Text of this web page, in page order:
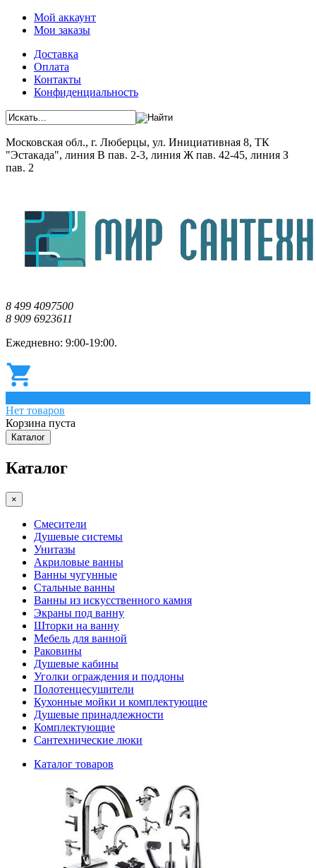
Мой аккаунт
Мои заказы
Доставка
Оплата
Контакты
Конфиденциальность
Московская обл., г. Люберцы, ул. Инициативная 8, ТК
"Эстакада", линия В пав. 2-3, линия Ж пав. 42-45, линия З
пав. 2
8 499 4097500
8 909 6923611
Ежедневно: 9:00-19:00.
Нет товаров
Корзина пуста
Каталог
Каталог
×
Смесители
Душевые системы
Унитазы
Акриловые ванны
Ванны чугунные
Стальные ванны
Ванны из искусственного камня
Экраны под ванну
Шторки на ванну
Мебель для ванной
Раковины
Душевые кабины
Уголки ограждения и поддоны
Полотенцесушители
Кухонные мойки и комплектующие
Душевые принадлежности
Комплектующие
Сантехнические люки
Каталог товаров